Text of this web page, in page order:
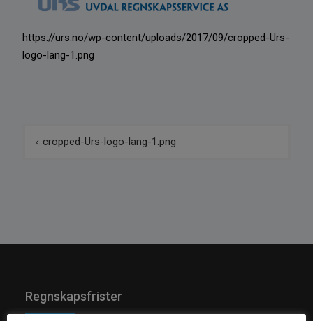
https://urs.no/wp-content/uploads/2017/09/cropped-Urs-
logo-lang-1.png
Innleggsnavigasjon
cropped-Urs-logo-lang-1.png
Regnskapsfrister